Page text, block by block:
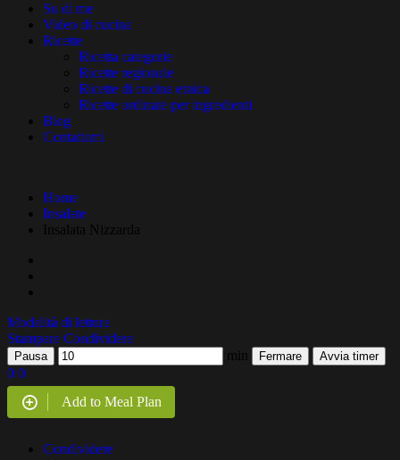
Su di me
Video di cucina
Ricette
Ricetta categorie
Ricette regionale
Ricette di cucina etnica
Ricette ordinate per ingredienti
Blog
Contattami
Home
Insalate
Insalata Nizzarda
Modalità di lettura
Stampare Condividere
Pausa min Fermare Avvia timer
0 0
Add to Meal Plan
Condividere